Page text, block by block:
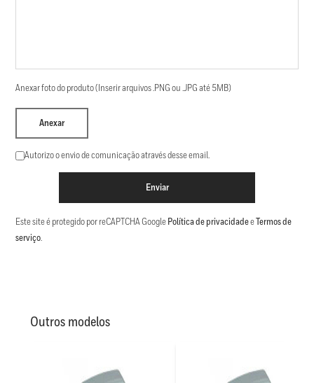
Anexar foto do produto (Inserir arquivos .PNG ou .JPG até 5MB)
Anexar
Autorizo o envio de comunicação através desse email.
Enviar
Este site é protegido por reCAPTCHA Google Política de privacidadee Termos de
serviço.
Outros modelos